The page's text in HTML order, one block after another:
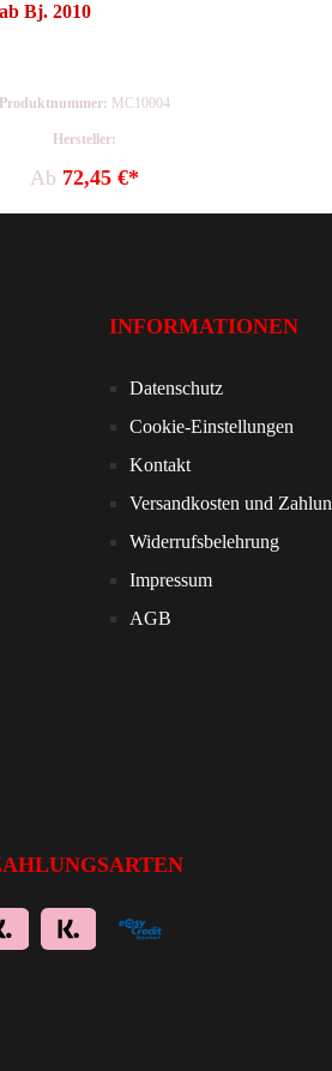
Bj. 2010
Produktnummer: MC10004
Hersteller:
Ab 72,45 €*
INFORMATIONEN
Datenschutz
Cookie-Einstellungen
Kontakt
Versandkosten und
Widerrufsbelehrung
Impressum
AGB